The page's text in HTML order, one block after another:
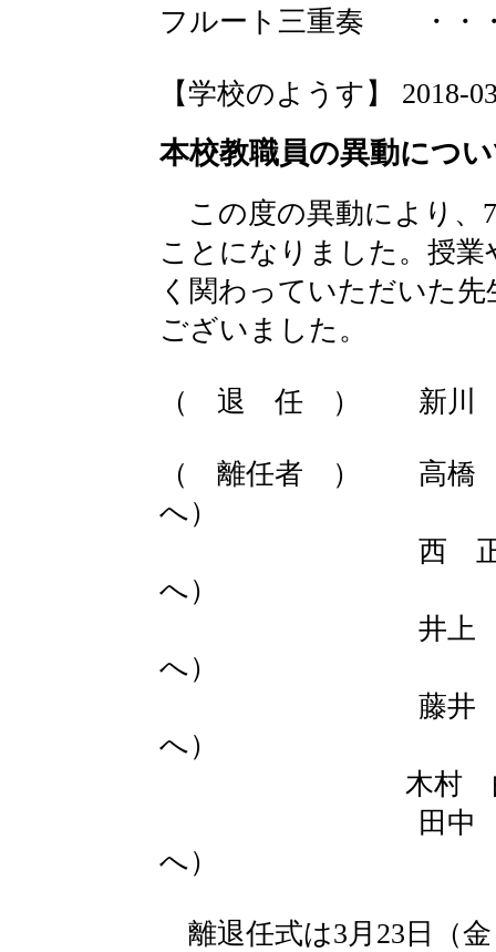
フルート三重奏 ・・
【学校のようす】 2018-
本校教職員の異動につ
この度の異動により、
ことになりました。授
く関わっていただいた
ございました。
（ 退 任 ） 新川
（ 離任者 ） 高橋 喬
へ）
西 正利先生
へ）
井上 智恵先
へ）
藤井 香先生
へ）
木村 由佳先生
田中 利明先
へ）
離退任式は3月23日（